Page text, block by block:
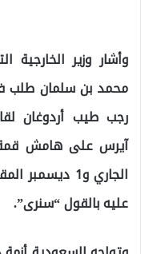
وأشار وزير
محمد بن سلمان طلب
رجب طيب أردوغان
الجاري و1
عليه بالقول “سنرى”.